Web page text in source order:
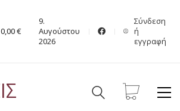
0,00€
9.
Αυγούστου
2026
Σύνδεση
ή
εγγραφή